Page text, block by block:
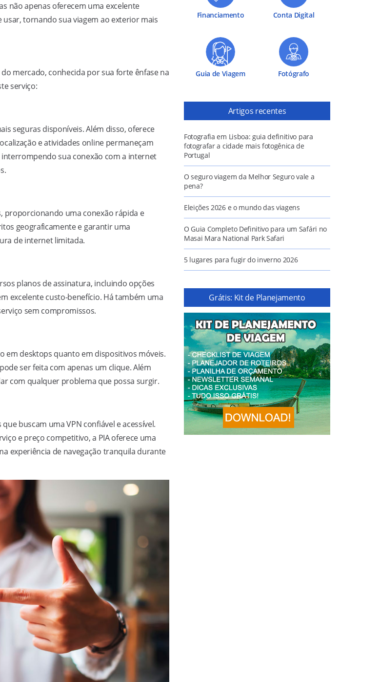
não apenas oferecem uma excelente
tornando sua viagem ao exterior mais
mercado, conhecida por sua forte ênfase na
serviço:
seguras disponíveis. Além disso, oferece
e atividades online permaneçam
sua conexão com a internet
proporcionando uma conexão rápida e
geograficamente e garantir uma
de internet limitada.
planos de assinatura, incluindo opções
excelente custo-benefício. Há também uma
sem compromissos.
em desktops quanto em dispositivos móveis.
ser feita com apenas um clique. Além
com qualquer problema que possa surgir.
buscam uma VPN confiável e acessível.
e preço competitivo, a PIA oferece uma
experiência de navegação tranquila durante
Financiamento Conta Digital
Guia de Viagem Fotógrafo
Artigos recentes
Fotografia em Lisboa: guia definitivo para
fotografar a cidade mais fotogênica de
Portugal
O seguro viagem da Melhor Seguro vale a
pena?
Eleições 2026 e o mundo das viagens
O Guia Completo Definitivo para um Safári no
Masai Mara National Park Safari
5 lugares para fugir do inverno 2026
Grátis: Kit de Planejamento